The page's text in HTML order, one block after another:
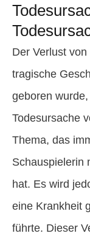
Der Verlust
tragische
geboren
Todesursache
Thema, das
Schauspielerin
hat. Es wird
eine Krankheit
führte. Dieser